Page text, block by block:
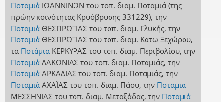
Ποταμιά ΙΩΑΝΝΙΝΩΝ του τοπ. διαμ. Ποταμιά (της
πρώην κοινότητας Κρυόβρυσης 331229), την
Ποταμιά ΘΕΣΠΡΩΤΙΑΣ του τοπ. διαμ. Γλυκής, την
Ποταμιά ΘΕΣΠΡΩΤΙΑΣ του τοπ. διαμ. Κάτω Ξεχώρου,
τα Ποτάμια ΚΕΡΚΥΡΑΣ του τοπ. διαμ. Περιβολίου, την
Ποταμιά ΛΑΚΩΝΙΑΣ του τοπ. διαμ. Ποταμιάς, την
Ποταμιά ΑΡΚΑΔΙΑΣ του τοπ. διαμ. Ποταμιάς, την
Ποταμιά ΑΧΑΪΑΣ του τοπ. διαμ. Πάου, την Ποταμιά
ΜΕΣΣΗΝΙΑΣ του τοπ. διαμ. Μεταξάδας, την Ποταμιά